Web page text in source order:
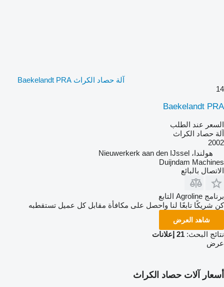
آلة حصاد الكراث Baekelandt PRA
14
Baekelandt PRA
السعر عند الطلب
آلة حصاد الكراث
2002
هولندا، Nieuwerkerk aan den IJssel
Duijndam Machines
الاتصال بالبائع
برنامج Agroline التابع
كن شريكًا تابعًا لنا واحصل على مكافأة مقابل كل عميل تستقطبه
شاهد العرض
نتائج البحث: 21 إعلانات
عرض
أسعار آلات حصاد الكراث